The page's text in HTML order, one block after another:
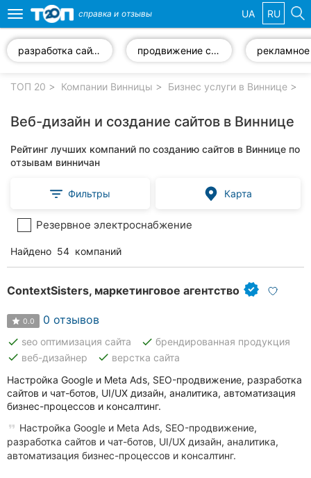
компании
Популярные
рубрики:
Стоматологии
Ветеринарные
Частные
клиники
Автошколы
Рестораны
Все
рубрики
Toggle
navigation
справка и отзывы UA RU
разработка сайтов продвижение сайта
ТОП 20 Компании Винницы Бизнес услуги в Виннице
Веб-дизайн и создание сайтов в Виннице
Рейтинг лучших компаний по созданию сайтов в Виннице по
отзывам винничан
Фильтры Карта
Резервное электроснабжение
Найдено 54 компаний
ContextSisters, маркетинговое агентство
0.0 0 отзывов
done seo оптимизация сайта done брендированная продукция
done веб-дизайнер done верстка сайта
Настройка Google и Meta Ads, SEO-продвижение, разработка
сайтов и чат-ботов, UI/UX дизайн, аналитика, автоматизация
бизнес-процессов и консалтинг.
Настройка Google и Meta Ads, SEO-продвижение,
разработка сайтов и чат-ботов, UI/UX дизайн, аналитика,
автоматизация бизнес-процессов и консалтинг.